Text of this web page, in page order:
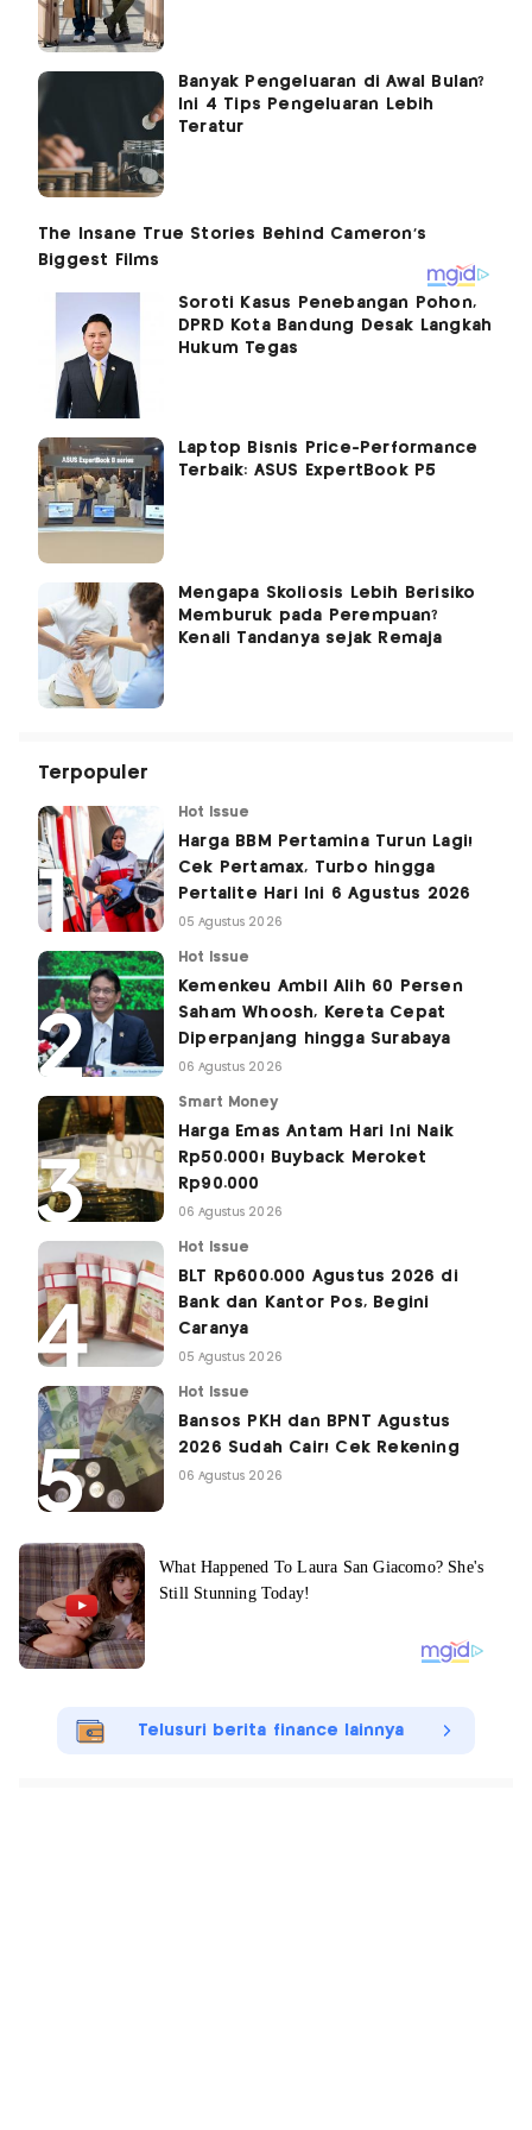
Banyak Pengeluaran di Awal Bulan?
Ini 4 Tips Pengeluaran Lebih
Teratur
Soroti Kasus Penebangan Pohon,
DPRD Kota Bandung Desak Langkah
Hukum Tegas
Laptop Bisnis Price-Performance
Terbaik: ASUS ExpertBook P5
Mengapa Skoliosis Lebih Berisiko
Memburuk pada Perempuan?
Kenali Tandanya sejak Remaja
Terpopuler
Hot Issue
Harga BBM Pertamina Turun Lagi!
Cek Pertamax, Turbo hingga
Pertalite Hari Ini 6 Agustus 2026
05 Agustus 2026
Hot Issue
Kemenkeu Ambil Alih 60 Persen
Saham Whoosh, Kereta Cepat
Diperpanjang hingga Surabaya
06 Agustus 2026
Smart Money
Harga Emas Antam Hari Ini Naik
Rp50.000! Buyback Meroket
Rp90.000
06 Agustus 2026
Hot Issue
BLT Rp600.000 Agustus 2026 di
Bank dan Kantor Pos, Begini
Caranya
05 Agustus 2026
Hot Issue
Bansos PKH dan BPNT Agustus
2026 Sudah Cair! Cek Rekening
06 Agustus 2026
Telusuri berita finance lainnya